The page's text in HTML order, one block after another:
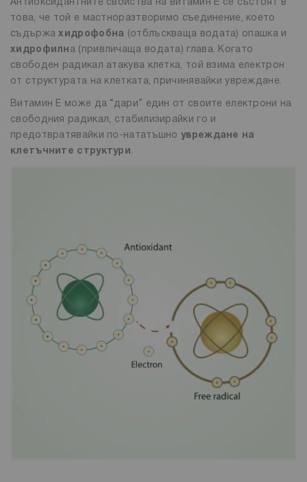
Антиоксидантните свойства на витамин Е се състоят в
това, че той е мастноразтворимо съединение, което
съдържа хидрофобна (отблъскваща водата) опашка и
хидрофилн а (привличаща водата) глава. Когато
свободен радикал атакува клетка, той взима електрон
от структурата на клетката, причинявайки увреждане.
Витамин Е може да “дари” един от своите електрони на
свободния радикал, стабилизирайки го и
предотвратявайки по-нататъшно увреждане на
клетъчните структури.